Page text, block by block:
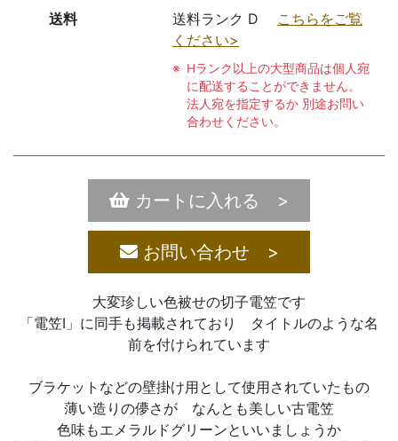
送料 送料ランク D こちらをご覧
ください>
Hランク以上の大型商品は個人宛
に配送することができません。
法人宛を指定するか 別途お問い
合わせください。
カートに入れる >
お問い合わせ >
大変珍しい色被せの切子電笠です
「電笠Ⅰ」に同手も掲載されており タイトルのような名
前を付けられています
ブラケットなどの壁掛け用として使用されていたもの
薄い造りの儚さが なんとも美しい古電笠
色味もエメラルドグリーンといいましょうか